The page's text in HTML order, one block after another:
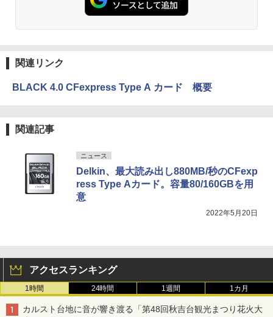
関連リンク
BLACK 4.0 CFexpress Type A カード 概要
関連記事
ニュース
Delkin、最大読み出し880MB/秒のCFexp
ress Type Aカード。容量80/160GBを用
意
2022年5月20日
アクセスランキング
1時間 24時間 1週間 1カ月
カルスト台地に音が響き渡る「第48回秋吉台観光まつり花火大